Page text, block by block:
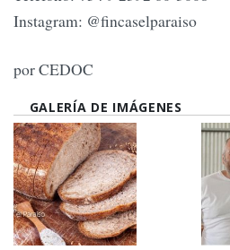
Instagram: @fincaselparaiso
por CEDOC
GALERÍA DE IMÁGENES